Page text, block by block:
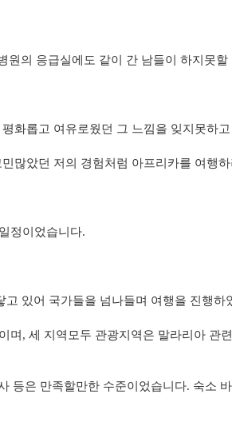
원의 응급실에도 같이 간 남들이 하지못
화롭고 여유로웠던 그 느낌을 잊지못하
많았던 저의 경험처럼 아프리카를 여행
정이었습니다.
고 있어 국가들을 넘나들며 여행을 진행하
며, 세 지역모두 관광지역은 말라리아 관
등은 만족할만한 수준이었습니다. 숙소